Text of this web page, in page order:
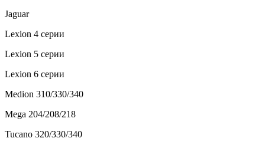
Jaguar
Lexion 4 серии
Lexion 5 серии
Lexion 6 серии
Medion 310/330/340
Mega 204/208/218
Tucano 320/330/340